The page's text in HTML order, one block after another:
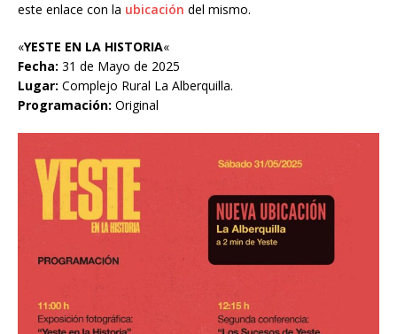
este enlace con la ubicación del mismo.
«YESTE EN LA HISTORIA«
Fecha: 31 de Mayo de 2025
Lugar: Complejo Rural La Alberquilla.
Programación: Original